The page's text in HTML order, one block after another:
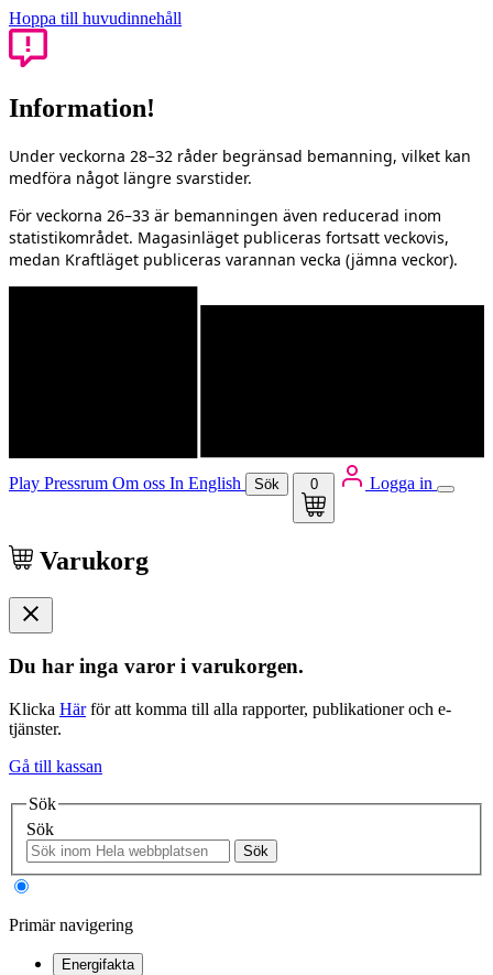
Hoppa till huvudinnehåll
Information!
Under veckorna 28–32 råder begränsad bemanning, vilket kan
medföra något längre svarstider.
För veckorna 26–33 är bemanningen även reducerad inom
statistikområdet. Magasinläget publiceras fortsatt veckovis,
medan Kraftläget publiceras varannan vecka (jämna veckor).
Play Pressrum Om oss In English Sök 0 Logga in
Varukorg
Du har inga varor i varukorgen.
Klicka Härför att komma till alla rapporter, publikationer och e-
tjänster.
Gå till kassan
Sök
Sök
Sök
Primär navigering
Energifakta